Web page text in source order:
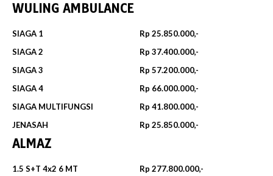
WULING AMBULANCE
SIAGA 1
Rp 25.850.000,-
SIAGA 2
Rp 37.400.000,-
SIAGA 3
Rp 57.200.000,-
SIAGA 4
Rp 66.000.000,-
SIAGA MULTIFUNGSI
Rp 41.800.000,-
JENASAH
Rp 25.850.000,-
ALMAZ
1.5 S+T 4x2 6 MT
Rp 277.800.000,-